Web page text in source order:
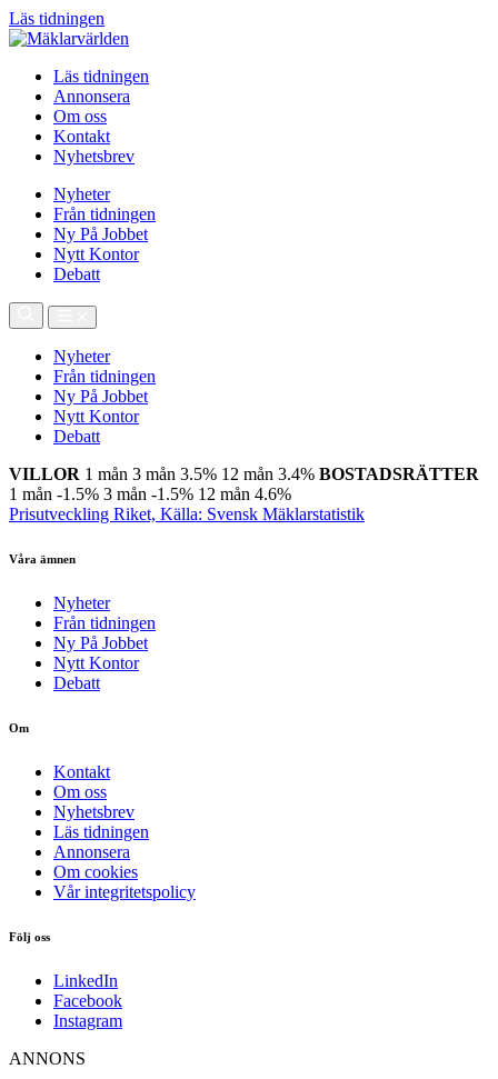
Läs tidningen
Läs tidningen
Annonsera
Om oss
Kontakt
Nyhetsbrev
Nyheter
Från tidningen
Ny På Jobbet
Nytt Kontor
Debatt
Nyheter
Från tidningen
Ny På Jobbet
Nytt Kontor
Debatt
VILLOR 1 mån 3 mån 3.5% 12 mån 3.4% BOSTADSRÄTTER
1 mån -1.5% 3 mån -1.5% 12 mån 4.6%
Prisutveckling Riket, Källa: Svensk Mäklarstatistik
Våra ämnen
Nyheter
Från tidningen
Ny På Jobbet
Nytt Kontor
Debatt
Om
Kontakt
Om oss
Nyhetsbrev
Läs tidningen
Annonsera
Om cookies
Vår integritetspolicy
Följ oss
LinkedIn
Facebook
Instagram
ANNONS